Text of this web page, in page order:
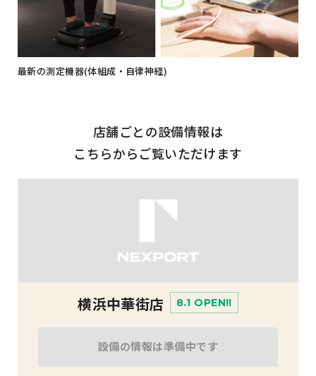
最新の測定機器(体組成・自律神経)
店舗ごとの設備情報は
こちらからご覧いただけます
横浜中華街店 8.1 OPEN!!
設備の情報は準備中です